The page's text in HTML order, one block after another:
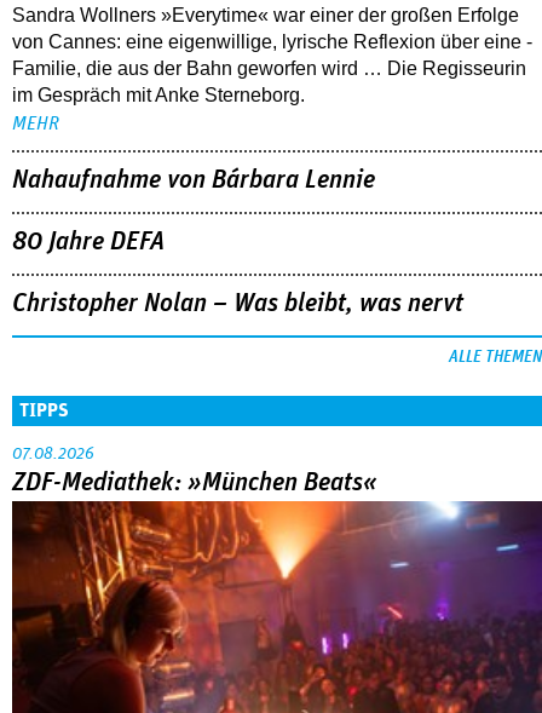
Sandra Wollners »Everytime« war einer der großen Erfolge
von Cannes: eine eigenwillige, lyrische Reflexion über eine ­
Familie, die aus der Bahn geworfen wird … Die Regisseurin
im Gespräch mit Anke Sterneborg.
MEHR
Nahaufnahme von Bárbara Lennie
80 Jahre DEFA
Christopher Nolan – Was bleibt, was nervt
ALLE THEMEN
TIPPS
07.08.2026
ZDF-Mediathek: »München Beats«